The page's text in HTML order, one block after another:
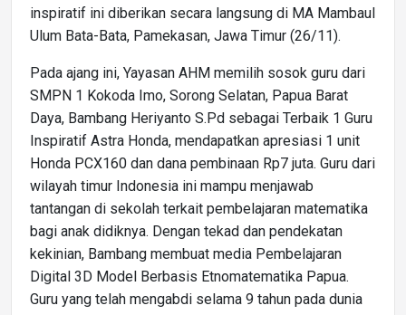
inspiratif ini diberikan secara langsung di MA Mambaul
Ulum Bata-Bata, Pamekasan, Jawa Timur (26/11).
Pada ajang ini, Yayasan AHM memilih sosok guru dari
SMPN 1 Kokoda Imo, Sorong Selatan, Papua Barat
Daya, Bambang Heriyanto S.Pd sebagai Terbaik 1 Guru
Inspiratif Astra Honda, mendapatkan apresiasi 1 unit
Honda PCX160 dan dana pembinaan Rp7 juta. Guru dari
wilayah timur Indonesia ini mampu menjawab
tantangan di sekolah terkait pembelajaran matematika
bagi anak didiknya. Dengan tekad dan pendekatan
kekinian, Bambang membuat media Pembelajaran
Digital 3D Model Berbasis Etnomatematika Papua.
Guru yang telah mengabdi selama 9 tahun pada dunia